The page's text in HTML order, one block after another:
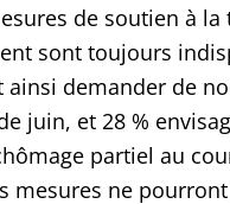
de soutien à
sont toujours
demander de
juin, et 28 %
partiel au
mesures ne